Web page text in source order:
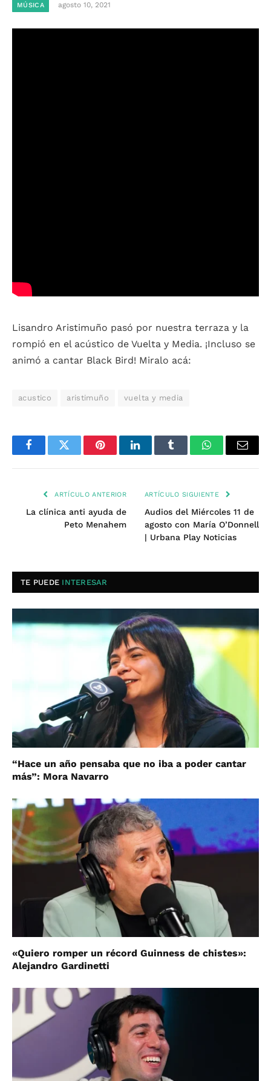
MÚSICA agosto 10, 2021
Lisandro Aristimuño pasó por nuestra terraza y la
rompió en el acústico de Vuelta y Media. ¡Incluso se
animó a cantar Black Bird! Miralo acá:
acustico aristimuño vuelta y media
FacebookTwitter PinterestLinkedInTumblr WhatsAppEmail
ARTÍCULO ANTERIOR
La clínica anti ayuda de
Peto Menahem
ARTÍCULO SIGUIENTE
Audios del Miércoles 11 de
agosto con María O’Donnell
| Urbana Play Noticias
TE PUEDE INTERESAR
“Hace un año pensaba que no iba a poder cantar
más”: Mora Navarro
«Quiero romper un récord Guinness de chistes»:
Alejandro Gardinetti